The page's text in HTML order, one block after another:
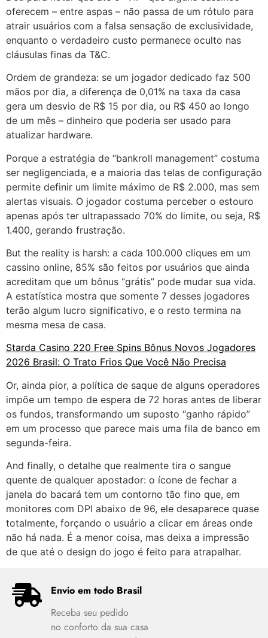
oferecem – entre aspas – não passa de um rótulo para
atrair usuários com a falsa sensação de exclusividade,
enquanto o verdadeiro custo permanece oculto nas
cláusulas finas da T&C.
Ordem de grandeza: se um jogador dedicado faz 500
mãos por dia, a diferença de 0,01% na taxa da casa
gera um desvio de R$ 15 por dia, ou R$ 450 ao longo
de um mês – dinheiro que poderia ser usado para
atualizar hardware.
Porque a estratégia de “bankroll management” costuma
ser negligenciada, e a maioria das telas de configuração
permite definir um limite máximo de R$ 2.000, mas sem
alertas visuais. O jogador costuma perceber o estouro
apenas após ter ultrapassado 70% do limite, ou seja, R$
1.400, gerando frustração.
But the reality is harsh: a cada 100.000 cliques em um
cassino online, 85% são feitos por usuários que ainda
acreditam que um bônus “grátis” pode mudar sua vida.
A estatística mostra que somente 7 desses jogadores
terão algum lucro significativo, e o resto termina na
mesma mesa de casa.
Starda Casino 220 Free Spins Bônus Novos Jogadores
2026 Brasil: O Trato Frios Que Você Não Precisa
Or, ainda pior, a política de saque de alguns operadores
impõe um tempo de espera de 72 horas antes de liberar
os fundos, transformando um suposto “ganho rápido”
em um processo que parece mais uma fila de banco em
segunda-feira.
And finally, o detalhe que realmente tira o sangue
quente de qualquer apostador: o ícone de fechar a
janela do bacará tem um contorno tão fino que, em
monitores com DPI abaixo de 96, ele desaparece quase
totalmente, forçando o usuário a clicar em áreas onde
não há nada. É a menor coisa, mas deixa a impressão
de que até o design do jogo é feito para atrapalhar.
Envio em todo Brasil
Receba seu pedido
no conforto da sua casa